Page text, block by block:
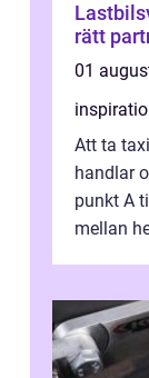
rätt
01
Att ta
handlar
punkt A
mellan